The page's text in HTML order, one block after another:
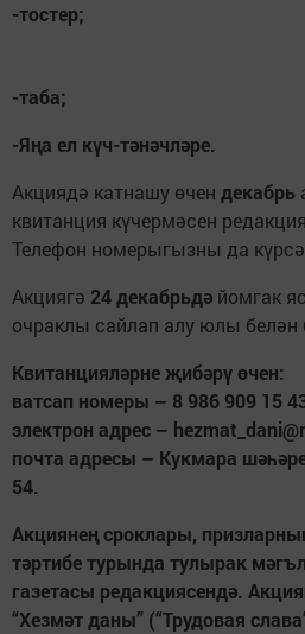
-тостер;
-таба;
-Яңа ел күч-тәнәчләре.
Акциядә катнашу өчен декабрь
квитанция күчермәсен
Телефон номерыгызны да
Акциягә 24 декабрьдә йомгак
очраклы сайлап алу юлы белән
Квитанцияләрне җибәрү өчен:
ватсап номеры – 8 986 909 15
электрон адрес –
почта адресы – Кукмара
54.
Акциянең сроклары,
тәртибе турында тулырак
газетасы редакциясендә.
“Хезмәт даны” (“Трудовая